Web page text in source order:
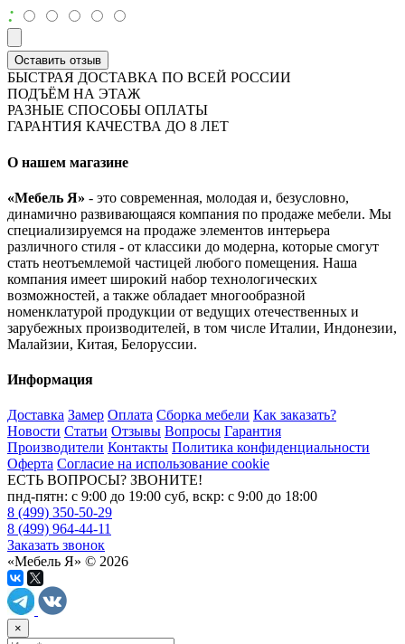
:
Оставить отзыв
БЫСТРАЯ ДОСТАВКА ПО ВСЕЙ РОССИИ
ПОДЪЁМ НА ЭТАЖ
РАЗНЫЕ СПОСОБЫ ОПЛАТЫ
ГАРАНТИЯ КАЧЕСТВА ДО 8 ЛЕТ
О нашем магазине
«Мебель Я» - это современная, молодая и, безусловно,
динамично развивающаяся компания по продаже мебели. Мы
специализируемся на продаже элементов интерьера
различного стиля - от классики до модерна, которые смогут
стать неотъемлемой частицей любого помещения. Наша
компания имеет широкий набор технологических
возможностей, а также обладает многообразной
номенклатурой продукции от ведущих отечественных и
зарубежных производителей, в том числе Италии, Индонезии,
Малайзии, Китая, Белоруссии.
Информация
Доставка Замер Оплата Сборка мебели Как заказать?
Новости Статьи Отзывы Вопросы Гарантия
Производители Контакты Политика конфиденциальности
Оферта Согласие на использование cookie
ЕСТЬ ВОПРОСЫ? ЗВОНИТЕ!
пнд-пятн: с 9:00 до 19:00 суб, вскр: с 9:00 до 18:00
8 (499) 350-50-29
8 (499) 964-44-11
Заказать звонок
«Мебель Я» © 2026
×